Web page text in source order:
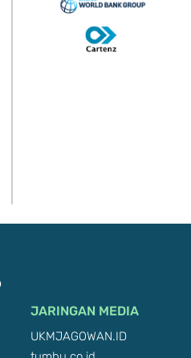
JARINGAN MEDIA
UKMJAGOWAN.ID